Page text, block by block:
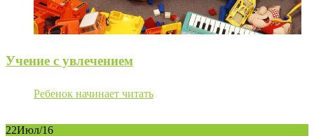
Учение с увлечением
Ребенок начинает читать
22Июл/16